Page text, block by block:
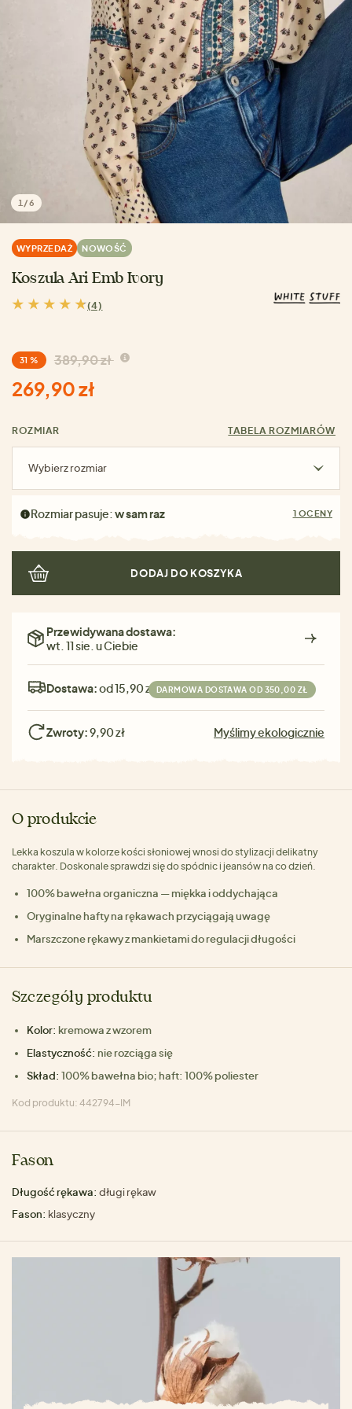
1 /6
WYPRZEDAŻ NOWOŚĆ
Koszula Ari Emb Ivory
(4)
31 % 389,90 zł
269,90 zł
ROZMIAR TABELA ROZMIARÓW
Wybierz rozmiar
Rozmiar pasuje:w sam raz 1 OCENY
DODAJ DO KOSZYKA
Przewidywana dostawa:
wt. 11 sie. u Ciebie
Dostawa:od 15,90 zł DARMOWA DOSTAWA OD 350,00 ZŁ
Zwroty:9,90 zł Myślimy ekologicznie
O produkcie
Lekka koszula w kolorze kości słoniowej wnosi do stylizacji delikatny
charakter. Doskonale sprawdzi się do spódnic i jeansów na co dzień.
100% bawełna organiczna — miękka i oddychająca
Oryginalne hafty na rękawach przyciągają uwagę
Marszczone rękawy z mankietami do regulacji długości
Szczegóły produktu
Kolor: kremowa z wzorem
Elastyczność: nie rozciąga się
Skład: 100% bawełna bio; haft: 100% poliester
Kod produktu: 442794-IM
Fason
Długość rękawa: długi rękaw
Fason: klasyczny